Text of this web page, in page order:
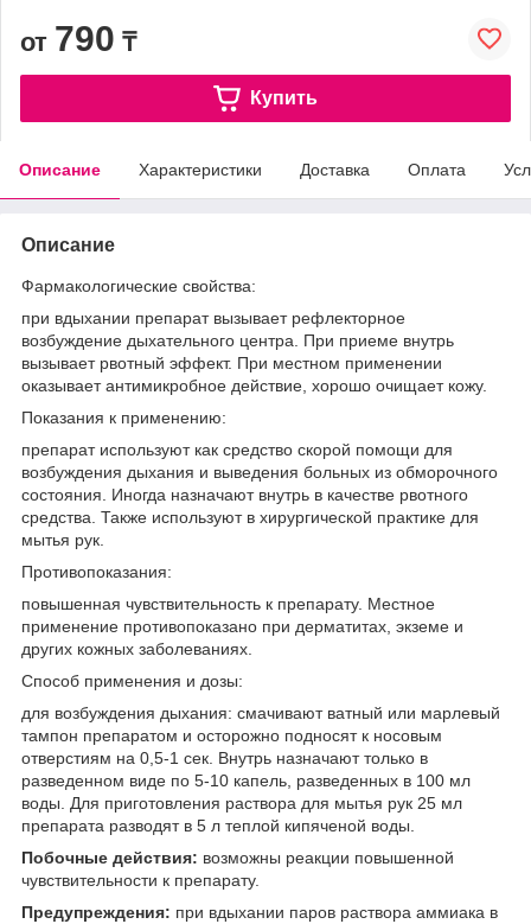
от 790 ₸
Купить
Описание Характеристики Доставка Оплата
Описание
Фармакологические свойства:
при вдыхании препарат вызывает рефлекторное
возбуждение дыхательного центра. При приеме внутрь
вызывает рвотный эффект. При местном применении
оказывает антимикробное действие, хорошо очищает кожу.
Показания к применению:
препарат используют как средство скорой помощи для
возбуждения дыхания и выведения больных из обморочного
состояния. Иногда назначают внутрь в качестве рвотного
средства. Также используют в хирургической практике для
мытья рук.
Противопоказания:
повышенная чувствительность к препарату. Местное
применение противопоказано при дерматитах, экземе и
других кожных заболеваниях.
Способ применения и дозы:
для возбуждения дыхания: смачивают ватный или марлевый
тампон препаратом и осторожно подносят к носовым
отверстиям на 0,5-1 сек. Внутрь назначают только в
разведенном виде по 5-10 капель, разведенных в 100 мл
воды. Для приготовления раствора для мытья рук 25 мл
препарата разводят в 5 л теплой кипяченой воды.
Побочные действия: возможны реакции повышенной
чувствительности к препарату.
Предупреждения: при вдыхании паров раствора аммиака в